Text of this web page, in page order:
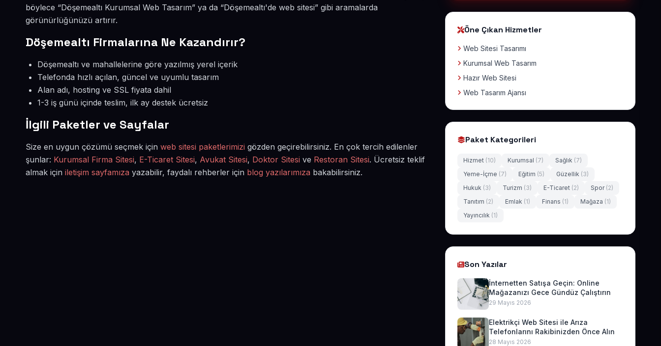
böylece “Döşemealtı Kurumsal Web Tasarım” ya da “Döşemealtı'de web sitesi” gibi aramalarda
görünürlüğünüzü artırır.
Döşemealtı Firmalarına Ne Kazandırır?
Döşemealtı ve mahallelerine göre yazılmış yerel içerik
Telefonda hızlı açılan, güncel ve uyumlu tasarım
Alan adı, hosting ve SSL fiyata dahil
1-3 iş günü içinde teslim, ilk ay destek ücretsiz
İlgili Paketler ve Sayfalar
Size en uygun çözümü seçmek için web sitesi paketlerimizi gözden geçirebilirsiniz. En çok tercih edilenler
şunlar: Kurumsal Firma Sitesi, E-Ticaret Sitesi, Avukat Sitesi, Doktor Sitesi ve Restoran Sitesi. Ücretsiz teklif
almak için iletişim sayfamıza yazabilir, faydalı rehberler için blog yazılarımıza bakabilirsiniz.
Öne Çıkan Hizmetler
Web Sitesi Tasarımı
Kurumsal Web Tasarım
Hazır Web Sitesi
Web Tasarım Ajansı
Paket Kategorileri
Hizmet (10) Kurumsal (7) Sağlık (7)
Yeme-İçme (7) Eğitim (5) Güzellik (3)
Hukuk (3) Turizm (3) E-Ticaret (2) Spor (2)
Tanıtım (2) Emlak (1) Finans (1) Mağaza (1)
Yayıncılık (1)
Son Yazılar
İnternetten Satışa Geçin: Online
Mağazanızı Gece Gündüz Çalıştırın
29 Mayıs 2026
Elektrikçi Web Sitesi ile Arıza
Telefonlarını Rakibinizden Önce Alın
28 Mayıs 2026